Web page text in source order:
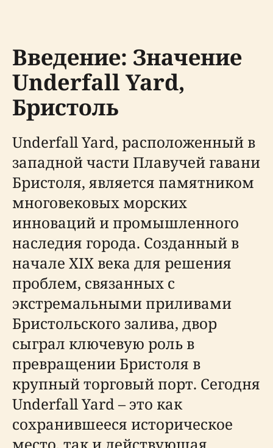
Введение: Значение
Underfall Yard,
Бристоль
Underfall Yard, расположенный в
западной части Плавучей гавани
Бристоля, является памятником
многовековых морских
инноваций и промышленного
наследия города. Созданный в
начале XIX века для решения
проблем, связанных с
экстремальными приливами
Бристольского залива, двор
сыграл ключевую роль в
превращении Бристоля в
крупный торговый порт. Сегодня
Underfall Yard – это как
сохранившееся историческое